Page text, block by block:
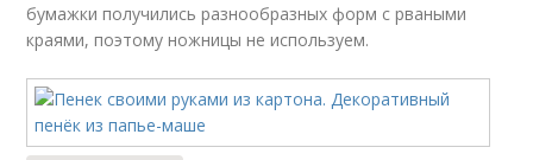
бумажки получились разнообразных форм с рваными
краями, поэтому ножницы не используем.